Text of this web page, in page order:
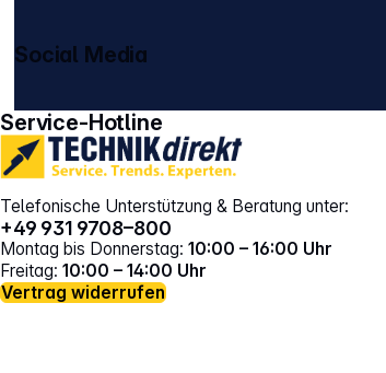
Service-Hotline
Telefonische Unterstützung & Beratung unter:
+49 931 9708–800
Montag bis Donnerstag: 10:00 – 16:00 Uhr
Freitag: 10:00 – 14:00 Uhr
Vertrag widerrufen
Social Media